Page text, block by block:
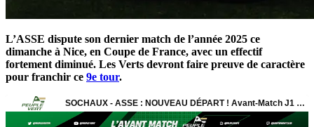
L’ASSE dispute son dernier match de l’année 2025 ce
dimanche à Nice, en Coupe de France, avec un effectif
fortement diminué. Les Verts devront faire preuve de caractère
pour franchir ce 9e tour.